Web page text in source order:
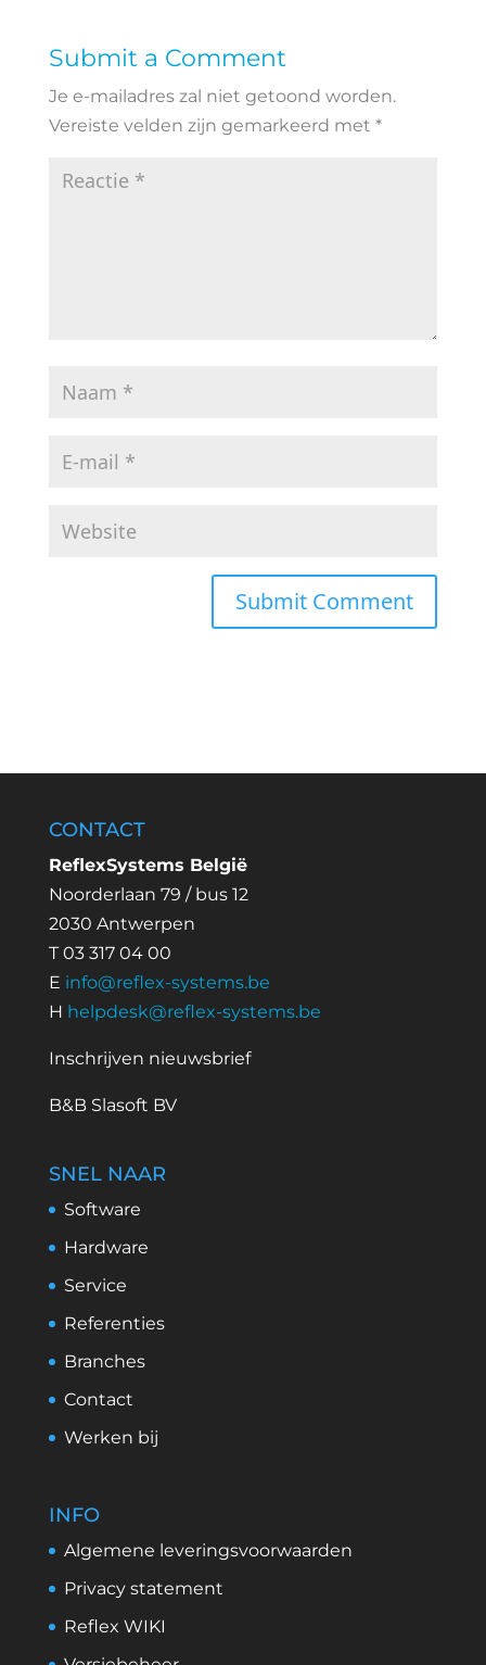
Submit a Comment
Je e-mailadres zal niet getoond worden.
Vereiste velden zijn gemarkeerd met *
CONTACT
ReflexSystems België
Noorderlaan 79 / bus 12
2030 Antwerpen
T 03 317 04 00
E info@reflex-systems.be
H helpdesk@reflex-systems.be
Inschrijven nieuwsbrief
B&B Slasoft BV
SNEL NAAR
Software
Hardware
Service
Referenties
Branches
Contact
Werken bij
INFO
Algemene leveringsvoorwaarden
Privacy statement
Reflex WIKI